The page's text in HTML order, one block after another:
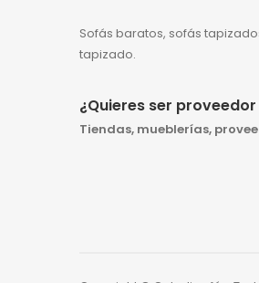
Sofás baratos, sofás
tapizado.
¿Quieres ser
Tiendas, mueblerías,